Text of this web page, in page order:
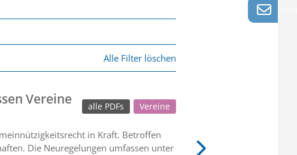
Alle Filter löschen
Vereine
Vereine
alle PDFs
in Kraft. Betroffen
Die Neuregelungen umfassen unter